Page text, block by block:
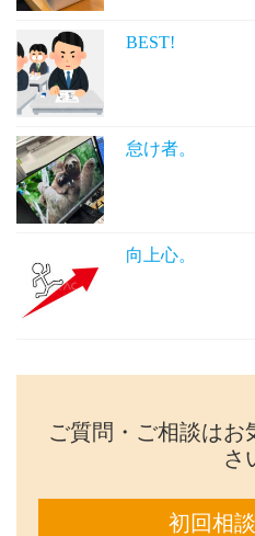
BEST!
怠け者。
向上心。
ご質問・ご相談はお
さ
初回相